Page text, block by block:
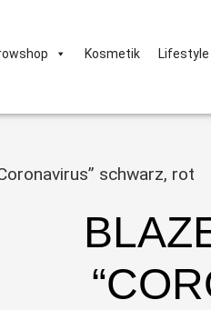
Kosmetik Lifestyle
schwarz, rot